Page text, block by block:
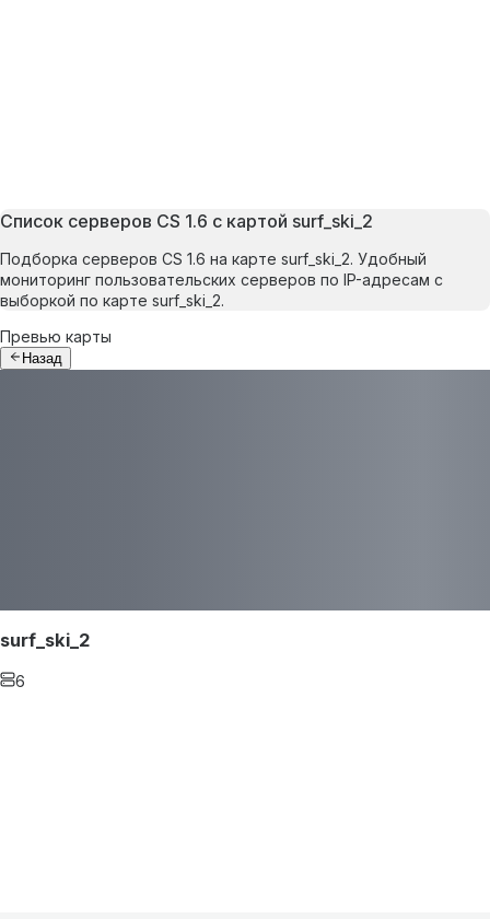
Список серверов CS 1.6 с картой surf_ski_2
Подборка серверов CS 1.6 на карте surf_ski_2. Удобный
мониторинг пользовательских серверов по IP-адресам с
выборкой по карте surf_ski_2.
Превью карты
Назад
surf_ski_2
6